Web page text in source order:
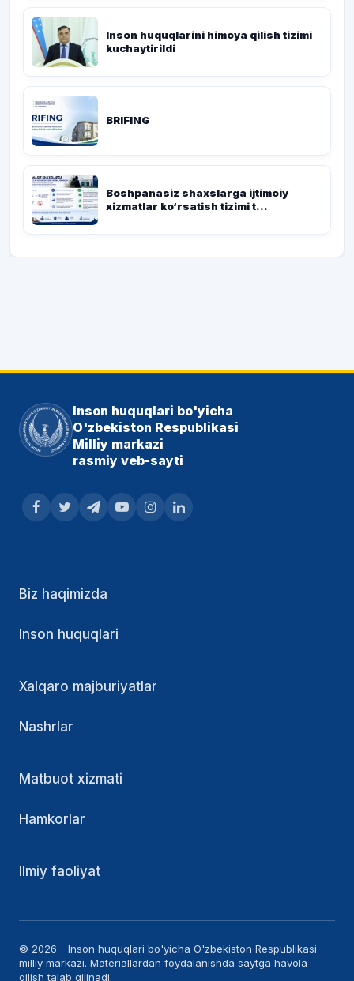
Inson huquqlarini himoya qilish tizimi
kuchaytirildi
BRIFING
Boshpanasiz shaxslarga ijtimoiy
xizmatlar ko‘rsatish tizimi t...
Inson huquqlari bo'yicha
O'zbekiston Respublikasi
Milliy markazi
rasmiy veb-sayti
Biz haqimizda
Inson huquqlari
Xalqaro majburiyatlar
Nashrlar
Matbuot xizmati
Hamkorlar
Ilmiy faoliyat
© 2026 - Inson huquqlari bo'yicha O'zbekiston Respublikasi
milliy markazi. Materiallardan foydalanishda saytga havola
qilish talab qilinadi.